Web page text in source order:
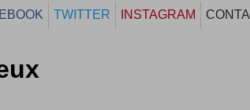
TWITTER INSTAGRAM